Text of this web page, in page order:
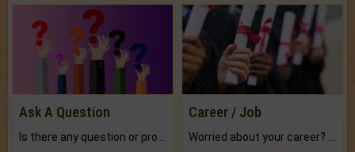
Ask A Question Career / Job